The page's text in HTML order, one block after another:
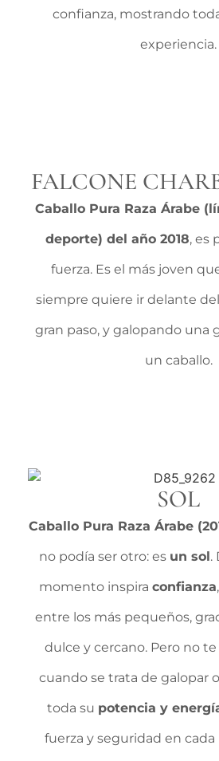
confianza, mostrando
experiencia.
FALCONE
Caballo Pura Raza Árabe
deporte) del año 2018, es
fuerza. Es el más joven
siempre quiere ir delante
gran paso, y galopando una
un caballo.
SOL
Caballo Pura Raza Árabe
no podía ser otro: es un sol.
momento inspira confianza
entre los más pequeños,
dulce y cercano. Pero no
cuando se trata de galopar
toda su potencia y
fuerza y seguridad en cada